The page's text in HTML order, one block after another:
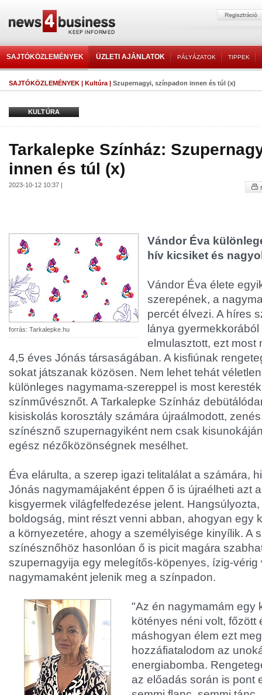
SAJTÓKÖZLEMÉNYEK ÜZLETI AJÁNLATOK PÁLYÁZATOK TIPPEK
SAJTÓKÖZLEMÉNYEK | Kultúra | Szupernagyi, színpadon innen és túl (x)
KULTÚRA
Tarkalepke Színház:
innen és túl (x)
2023-10-12 10:37 |
forrás: Tarkalepke.hu
Vándor Éva
hív kicsiket és
Vándor Éva élete
szerepének, a
percét élvezi. A híres
lánya
elmulasztott, ezt most
4,5 éves Jónás társaságában. A kisfiúnak
sokat játszanak közösen. Nem lehet tehát
különleges nagymama-szereppel is most
színművésznőt. A Tarkalepke Színház
kisiskolás korosztály számára újraálmodott,
színésznő szupernagyiként nem csak
egész nézőközönségnek mesélhet.
Éva elárulta, a szerep igazi telitalálat a számára,
Jónás nagymamájaként éppen ő is újraélheti azt
kisgyermek világfelfedezése jelent.
boldogság, mint részt venni abban, ahogyan egy
a környezetére, ahogy a személyisége kinyílik. A
színésznőhöz hasonlóan ő is picit magára
szupernagyija egy melegítős-köpenyes, ízig-vérig
nagymamaként jelenik meg a színpadon.
"Az én nagymamám egy
kötényes néni volt, főzött
máshogyan élem ezt
hozzáfiatalodom az
energiabomba.
az előadás során is pont